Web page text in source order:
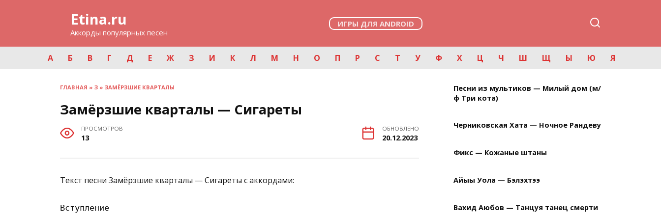
Etina.ru
Аккорды популярных песен
ИГРЫ ДЛЯ ANDROID
А Б В Г Д Е Ж З И К Л М Н О П Р С Т У Ф Х Ц Ч Ш Щ Ы Ю Я
ГЛАВНАЯ » З » ЗАМЁРЗШИЕ КВАРТАЛЫ
Замёрзшие кварталы — Сигареты
ПРОСМОТРОВ
13
ОБНОВЛЕНО
20.12.2023
Текст песни Замёрзшие кварталы — Сигареты с аккордами:
Вступление
Песни из мультиков — Милый дом (м/
ф Три кота)
Черниковская Хата — Ночное Рандеву
Фикс — Кожаные штаны
Айыы Уола — Бэлэхтээ
Вахид Аюбов — Танцуя танец смерти